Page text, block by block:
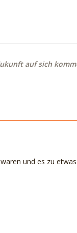
auf sich
und es zu